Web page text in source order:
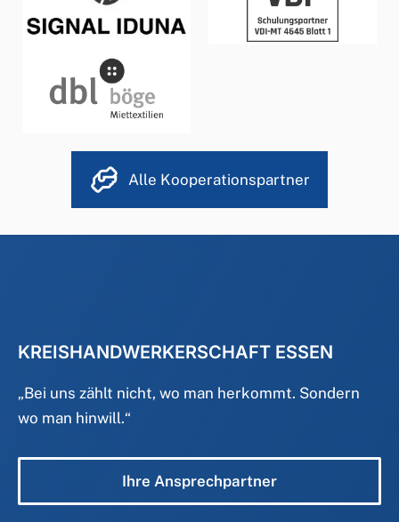
Alle Kooperationspartner
KREISHANDWERKERSCHAFT ESSEN
„Bei uns zählt nicht, wo man herkommt. Sondern
wo man hinwill.“
Ihre Ansprechpartner